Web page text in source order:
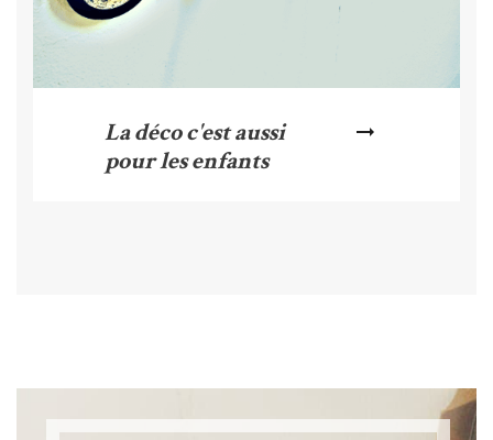
La déco c'est aussi
pour les enfants
arrow_right_alt